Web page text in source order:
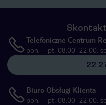
Telefoniczne Centrum
pon. – pt. 08:00–22:00,
22
Biuro Obsługi Klienta
pon. – pt. 08:00–22:00,